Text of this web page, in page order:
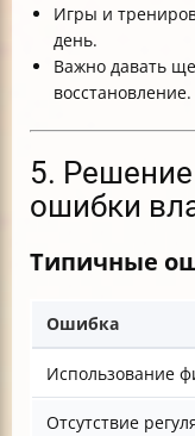
Игры и
день.
Важно давать
восстановление.
5.
ошибки
Типичные
Ошибка
Использование
Отсутствие